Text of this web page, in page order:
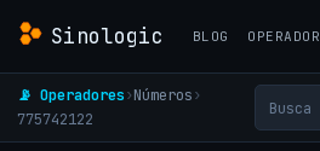
Sinologic BLOG
📡 Operadores›Números›
775742122